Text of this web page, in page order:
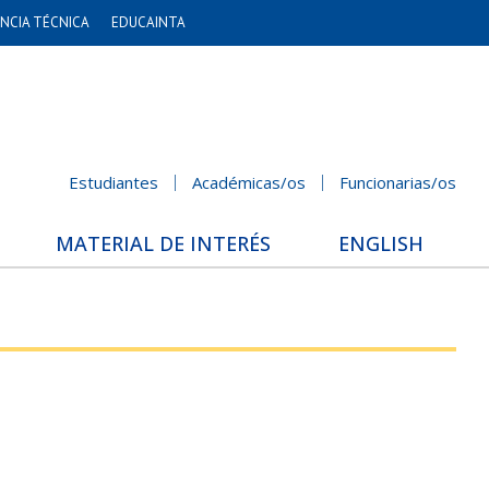
TÉCNICA EDUCAINTA
Estudiantes Académicas/os Funcionarias/os
MATERIAL DE INTERÉS ENGLISH